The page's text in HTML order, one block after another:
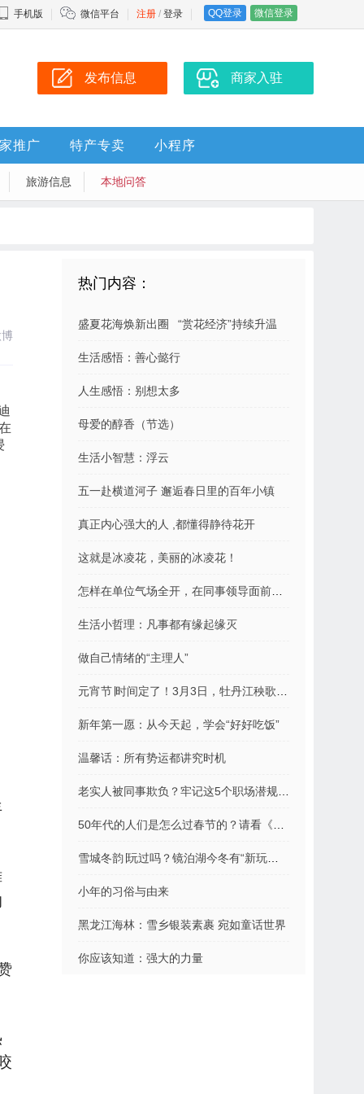
注册 / 登录 QQ登录 微信登录
手机版 微信平台
发布信息 商家入驻
推广 特产专卖 小程序
旅游信息 本地问答
热门内容：
盛夏花海焕新出圈 “赏花经济”持续升温
生活感悟：善心懿行
人生感悟：别想太多
母爱的醇香（节选）
生活小智慧：浮云
五一赴横道河子 邂逅春日里的百年小镇
真正内心强大的人 ,都懂得静待花开
这就是冰凌花，美丽的冰凌花！
生活小哲理：凡事都有缘起缘灭
做自己情绪的“主理人”
新年第一愿：从今天起，学会“好好吃饭”
温馨话：所有势运都讲究时机
小年的习俗与由来
黑龙江海林：雪乡银装素裹 宛如童话世界
你应该知道：强大的力量